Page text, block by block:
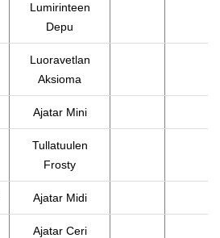
Lumirinteen
Depu
Luoravetlan
Aksioma
Ajatar Mini
Tullatuulen
Frosty
Ajatar Midi
Ajatar Ceri